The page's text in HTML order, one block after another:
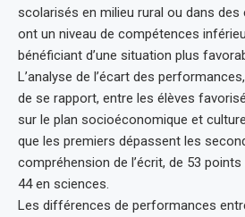
scolarisés en milieu rural ou dans
ont un niveau de compétences
bénéficiant d’une situation plus
L’analyse de l’écart des
de se rapport, entre les élèves
sur le plan socioéconomique et
que les premiers dépassent les
compréhension de l’écrit, de 53
44 en sciences.
Les différences de performances